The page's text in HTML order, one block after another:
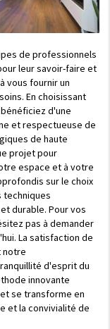
de professionnels
leur savoir-faire et
vous fournir un
En choisissant
bénéficiez d'une
et respectueuse de
de haute
projet pour
espace et à votre
sur le choix
techniques
durable. Pour vos
pas à demander
La satisfaction de
notre
d'esprit du
innovante
se transforme en
et la convivialité de